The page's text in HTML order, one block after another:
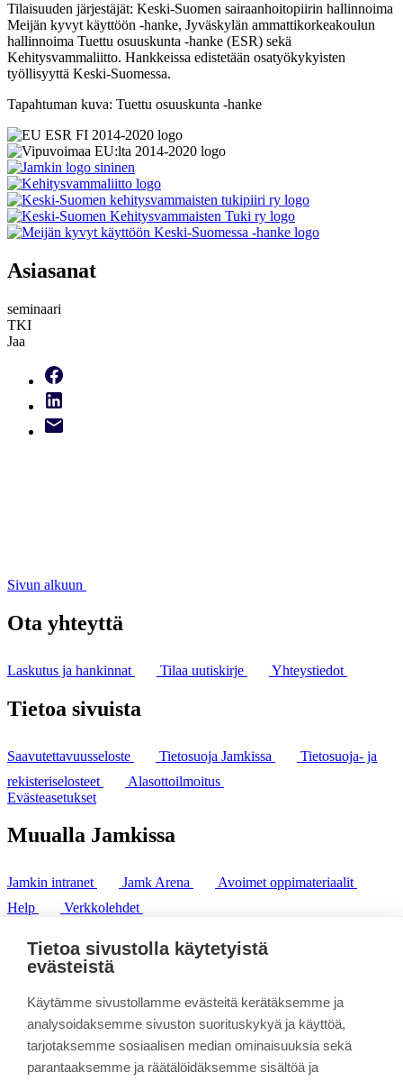
Tilaisuuden järjestäjät: Keski-Suomen sairaanhoitopiirin hallinnoima
Meijän kyvyt käyttöön -hanke, Jyväskylän ammattikorkeakoulun
hallinnoima Tuettu osuuskunta -hanke (ESR) sekä
Kehitysvammaliitto. Hankkeissa edistetään osatyökykyisten
työllisyyttä Keski-Suomessa.
Tapahtuman kuva: Tuettu osuuskunta -hanke
Asiasanat
seminaari
TKI
Jaa
Sivun alkuun
Ota yhteyttä
Laskutus ja hankinnat Tilaa uutiskirje Yhteystiedot
Tietoa sivuista
Saavutettavuusseloste Tietosuoja Jamkissa
Tietosuoja- ja
rekisteriselosteet
Alasottoilmoitus
Evästeasetukset
Muualla Jamkissa
Jamkin intranet Jamk Arena
Avoimet oppimateriaalit
Help
Verkkolehdet
puh. +358 20 743 8100
fax. +358 14 449 9694
Tietoa sivustolla käytetyistä
evästeistä
Käytämme sivustollamme evästeitä kerätäksemme ja
analysoidaksemme sivuston suorituskykyä ja käyttöä,
tarjotaksemme sosiaalisen median ominaisuuksia sekä
parantaaksemme ja räätälöidäksemme sisältöä ja